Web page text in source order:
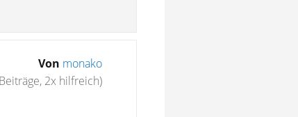
Von monako
2x hilfreich)